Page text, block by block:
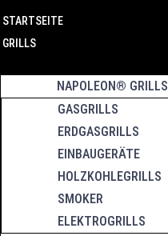
STARTSEITE
GRILLS
NAPOLEON® GRILLS
GASGRILLS
ERDGASGRILLS
EINBAUGERÄTE
HOLZKOHLEGRILLS
SMOKER
ELEKTROGRILLS